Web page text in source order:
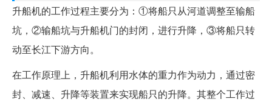
升船机的工作过程主要分为：①将船只从河道调整至输船
坑，②输船坑与升船机门的封闭，进行升降，③将船只转
动至长江下游方向。
在工作原理上，升船机利用水体的重力作为动力，通过密
封、减速、升降等装置来实现船只的升降。其整个工作过